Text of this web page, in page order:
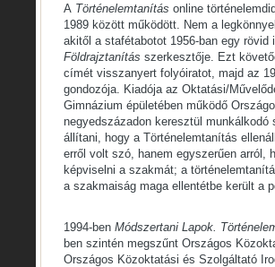
A Történelemtanítás online
1989 között működött. Nem a
akitől a stafétabotot 1956-ban egy
Földrajztanítás szerkesztője. Ezt
címét visszanyert folyóiratot, majd az
gondozója. Kiadója az Oktatási/
Gimnázium épületében működő
negyedszázadon keresztül
állítani, hogy a Történelemtanítás
erről volt szó, hanem egyszerűen arról,
képviselni a szakmát; a
a szakmaiság maga ellentétbe került a
1994-ben Módszertani Lapok.
ben szintén megszűnt Országos
Országos Közoktatási és Szolgáltató